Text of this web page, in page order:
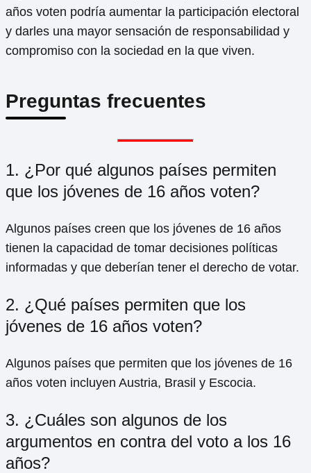
años voten podría aumentar la participación electoral
y darles una mayor sensación de responsabilidad y
compromiso con la sociedad en la que viven.
Preguntas frecuentes
1. ¿Por qué algunos países permiten
que los jóvenes de 16 años voten?
Algunos países creen que los jóvenes de 16 años
tienen la capacidad de tomar decisiones políticas
informadas y que deberían tener el derecho de votar.
2. ¿Qué países permiten que los
jóvenes de 16 años voten?
Algunos países que permiten que los jóvenes de 16
años voten incluyen Austria, Brasil y Escocia.
3. ¿Cuáles son algunos de los
argumentos en contra del voto a los 16
años?